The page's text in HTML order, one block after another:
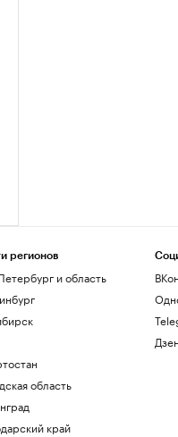
регионов
и область
область
край
Дзен